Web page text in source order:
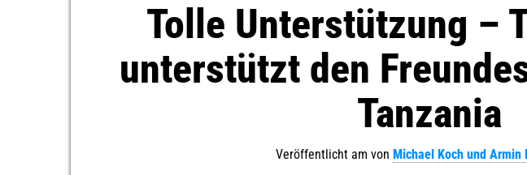
Tolle Unterstützung –
unterstützt den
Tanzania
Veröffentlicht amvonMichael Koch und Armin